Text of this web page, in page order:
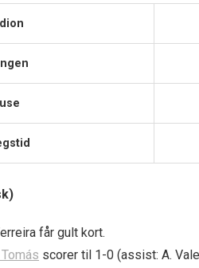
får gult kort.
scorer til 1-0 (assist: A.